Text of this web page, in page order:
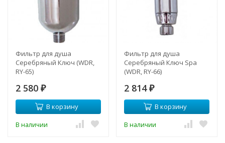
Фильтр для душа
Серебряный Ключ (WDR,
RY-65)
2 580 ₽
В корзину
В наличии
Фильтр для душа
Серебряный Ключ Spa
(WDR, RY-66)
2 814 ₽
В корзину
В наличии